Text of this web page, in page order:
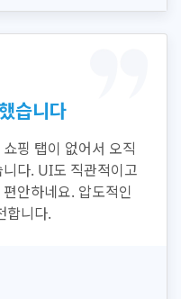
습니다
핑 탭이 없어서 오직
다. UI도 직관적이고
안하네요. 압도적인
합니다.